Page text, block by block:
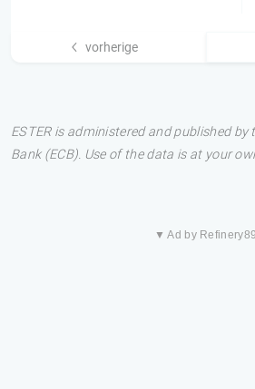
vorherige
ESTER is administered and published by
Bank (ECB). Use of the data is at your
▼ Ad by Refinery89